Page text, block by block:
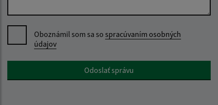
Oboznámil som sa so spracúvaním osobných
údajov
Google reCaptcha ResponseOdoslať správu